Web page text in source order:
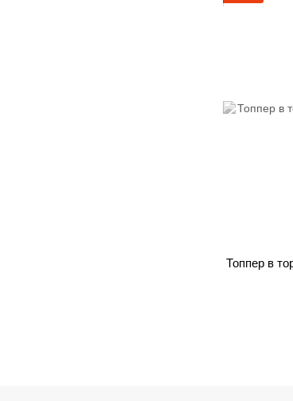
Топпер в